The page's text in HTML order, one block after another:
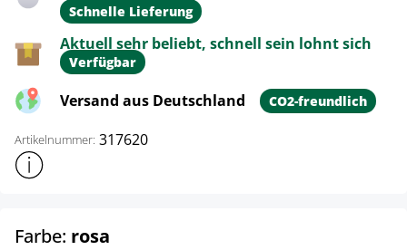
Schnelle Lieferung
Aktuell sehr beliebt, schnell sein lohnt sich
Verfügbar
Versand aus Deutschland CO2-freundlich
Artikelnummer: 317620
Weitere Produktinformationen anzeigen
Farbe: rosa